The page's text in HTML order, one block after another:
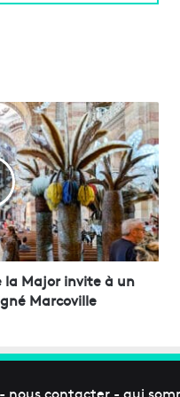
la Major invite à un
Marcoville
- nous contacter - qui